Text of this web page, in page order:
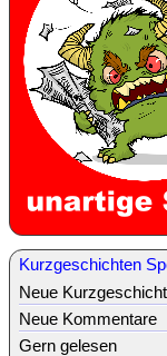
Kurzgeschichten
Neue
Neue Kommentare
Gern gelesen